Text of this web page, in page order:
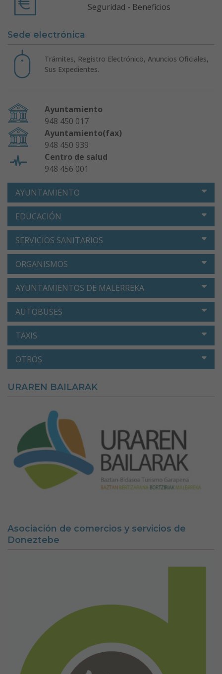
Seguridad - Beneficios
Sede electrónica
Trámites, Registro Electrónico, Anuncios Oficiales,
Sus Expedientes.
Ayuntamiento
948 450 017
Ayuntamiento(fax)
948 450 939
Centro de salud
948 456 001
AYUNTAMIENTO
EDUCACIÓN
SERVICIOS SANITARIOS
ORGANISMOS
AYUNTAMIENTOS DE MALERREKA
AUTOBUSES
TAXIS
OTROS
URAREN BAILARAK
Asociación de comercios y servicios de
Doneztebe